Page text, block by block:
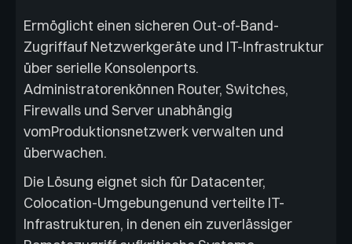
Ermöglicht einen sicheren Out-of-Band-
Zugriffauf Netzwerkgeräte und IT-Infrastruktur
über serielle Konsolenports.
Administratorenkönnen Router, Switches,
Firewalls und Server unabhängig
vomProduktionsnetzwerk verwalten und
überwachen.
Die Lösung eignet sich für Datacenter,
Colocation-Umgebungenund verteilte IT-
Infrastrukturen, in denen ein zuverlässiger